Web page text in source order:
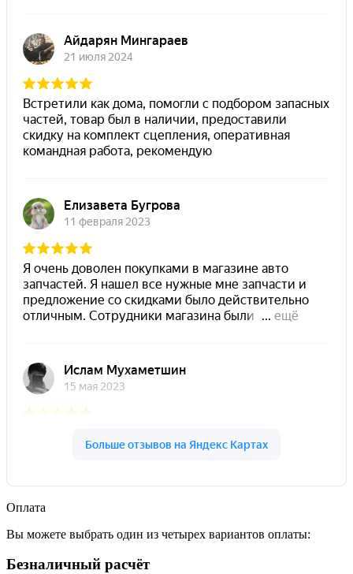
Оплата
Вы можете выбрать один из четырех вариантов оплаты:
Безналичный расчёт